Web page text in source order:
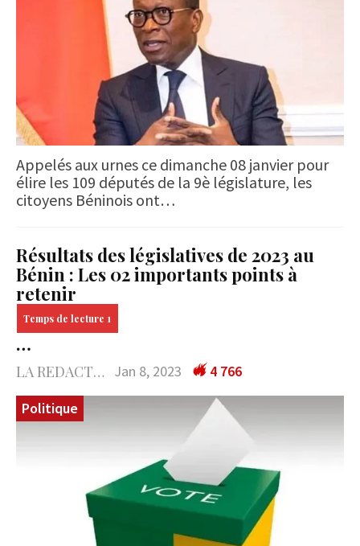
Appelés aux urnes ce dimanche 08 janvier pour
élire les 109 députés de la 9è législature, les
citoyens Béninois ont…
Résultats des législatives de 2023 au
Bénin : Les 02 importants points à
retenir
…
LA REDACTION Jan 8, 2023
4 766
Politique